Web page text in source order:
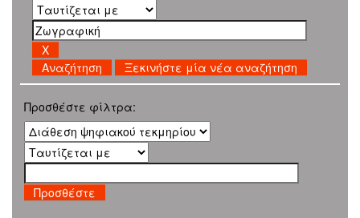
Ξεκινήστε μία νέα αναζήτηση
Προσθέστε φίλτρα: